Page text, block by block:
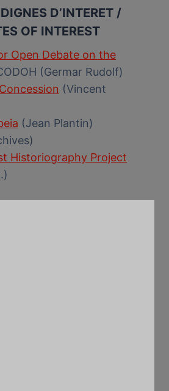
D’INTERET /
OF INTEREST
Open Debate on the
(Germar Rudolf)
(Vincent
(Jean Plantin)
Historiography Project